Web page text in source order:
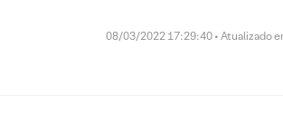
08/03/2022 17:29:40 • Atualizado